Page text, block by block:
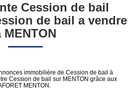
Du Locataire
LOUER
ESTIMER
Surface min
Cession de bail
de bail a vendre
MENTON
immobilière de Cession de bail à
Cession de bail sur MENTON grâce aux
MENTON.